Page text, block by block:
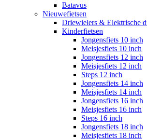
Batavus
Nieuwefietsen
Driewielers & Elektrische
Kinderfietsen
Jongensfiets 10 inch
Meisjesfiets 10 inch
Jongensfiets 12 inch
Meisjesfiets 12 inch
Steps 12 inch
Jongensfiets 14 inch
Meisjesfiets 14 inch
Jongensfiets 16 inch
Meisjesfiets 16 inch
Steps 16 inch
Jongensfiets 18 inch
Meisjesfiets 18 inch